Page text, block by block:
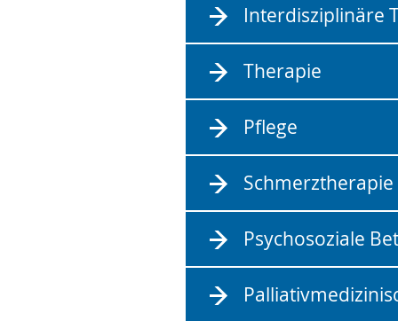
Interdisziplinäre
Therapie
Pflege
Schmerztherapie
Psychosoziale